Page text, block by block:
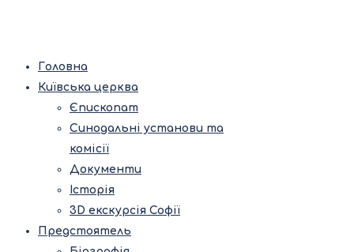
Головна
Київська церква
Єпископат
Синодальні установи та
комісії
Документи
Історія
3D екскурсія Софії
Предстоятель